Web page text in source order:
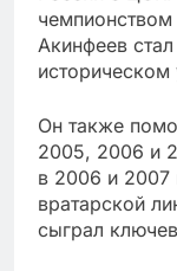
Акинфеев
историческом
Он также
2005, 2006 и
в 2006 и 2007
вратарской
сыграл